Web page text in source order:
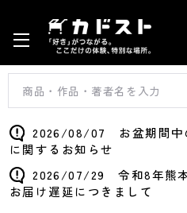
2026/08/07 お盆期間中
に関するお知らせ
2026/07/29 令和8年熊
お届け遅延につきまして